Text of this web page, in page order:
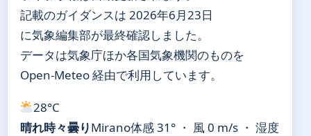
記載のガイダンスは 2026年6月23日
に気象編集部が最終確認しました。
データは気象庁ほか各国気象機関のものを
Open-Meteo 経由で利用しています。
28°C
晴れ時々曇りMirano体感 31° ・ 風 0 m/s ・ 湿度